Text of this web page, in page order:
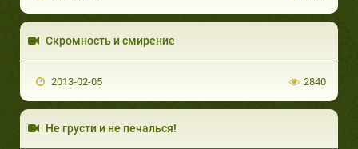
Скромность и смирение
2013-02-05 2840
Не грусти и не печалься!